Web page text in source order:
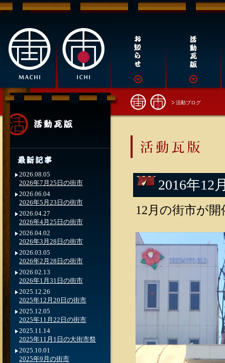
活動ブログ
2016年12
12月の街市が
2026.08.05
2026年7月25日の街市
2026.06.04
2026年5月23日の街市
2026.04.27
2026年4月25日の街市
2026.04.02
2026年3月28日の街市
2026.03.05
2026年2月28日の街市
2026.02.13
2026年1月31日の街市
2025.12.26
2025年12月20日の街市
2025.12.05
2025年11月22日の街市
2025.11.14
2025年11月1日の大街市祭
2025.10.01
2025年9月の街市